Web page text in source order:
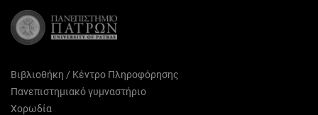
Βιβλιοθήκη / Κέντρο Πληροφόρησης
Πανεπιστημιακό γυμναστήριο
Χορωδία